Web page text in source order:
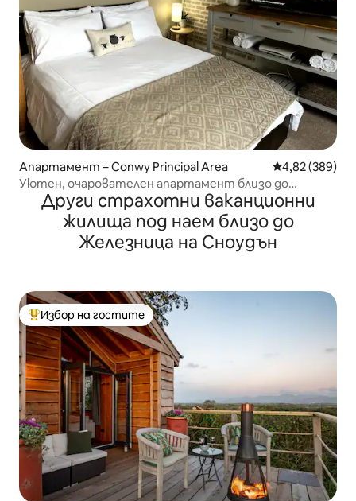
Апартамент – Conwy Principal Area Средна
4,82 (389)
Уютен, очарователен апартамент близо до
морето
Други страхотни ваканционни
жилища под наем близо до
Железница на Сноудън
Най-популярен избор на гостите
Избор на гостите